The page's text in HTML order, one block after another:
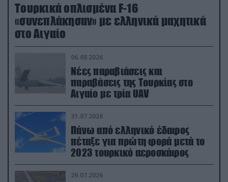
Τουρκικά οπλισμένα F-16
«συνεπλάκησαν» με ελληνικά μαχητικά
στο Αιγαίο
06.08.2026
Νέες παραβιάσεις και
παραβάσεις της Τουρκίας στο
Αιγαίο με τρία UAV
31.07.2026
Πάνω από ελληνικό έδαφος
πέταξε για πρώτη φορά μετά το
2023 τουρκικό αεροσκάφος
29.07.2026